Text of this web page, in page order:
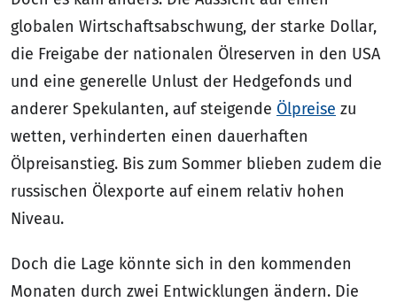
globalen Wirtschaftsabschwung, der starke Dollar,
die Freigabe der nationalen Ölreserven in den USA
und eine generelle Unlust der Hedgefonds und
anderer Spekulanten, auf steigende Ölpreise zu
wetten, verhinderten einen dauerhaften
Ölpreisanstieg. Bis zum Sommer blieben zudem die
russischen Ölexporte auf einem relativ hohen
Niveau.
Doch die Lage könnte sich in den kommenden
Monaten durch zwei Entwicklungen ändern. Die